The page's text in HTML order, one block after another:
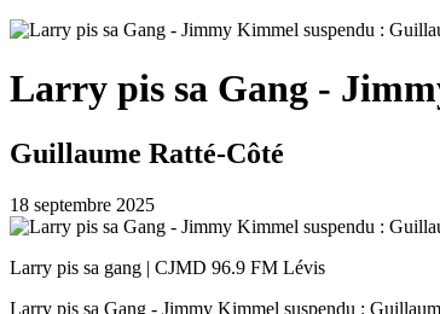
Larry pis sa Gang -
Guillaume Ratté-Côté
18 septembre 2025
Larry pis sa gang | CJMD 96.9 FM Lévis
Larry pis sa Gang - Jimmy Kimmel suspendu :